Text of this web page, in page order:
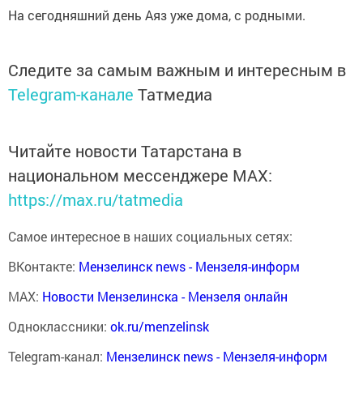
На сегодняшний день Аяз уже дома, с родными.
Следите за самым важным и интересным в
Telegram-канале Татмедиа
Читайте новости Татарстана в
национальном мессенджере MАХ:
https://max.ru/tatmedia
Самое интересное в наших социальных сетях:
ВКонтакте: Мензелинск news - Мензеля-информ
MAX: Новости Мензелинска - Мензеля онлайн
Одноклассники: ok.ru/menzelinsk
Telegram-канал: Мензелинск news - Мензеля-информ